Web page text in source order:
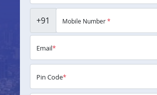
+91 Mobile Number*
Email*
Pin Code*